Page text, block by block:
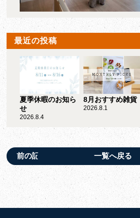
最近の投稿
夏季休暇のお知ら
せ
2026.8.4
8月おすすめ雑貨
2026.8.1
前の記事 一覧へ戻る